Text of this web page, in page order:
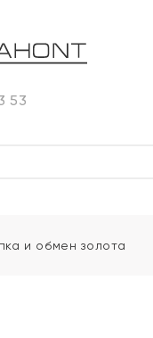
53
и обмен золота